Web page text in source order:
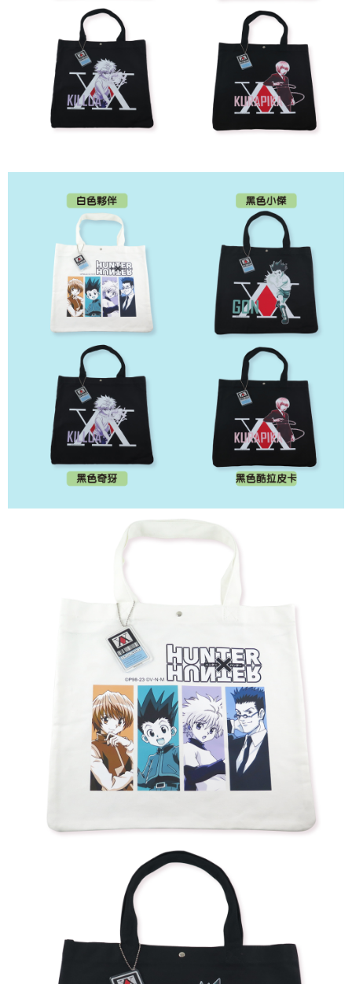
NT$65/pesanan | Penghantaran percuma untuk pesanan
NT$1,300 atau lebih
付款後7-11取貨
NT$65/pesanan | Penghantaran percuma untuk pesanan
NT$1,300 atau lebih
宅配-離島(澎湖/金門/馬祖)-木棉花樂園專用
NT$220/pesanan
黑貓宅配-貨到付款
NT$150/pesanan